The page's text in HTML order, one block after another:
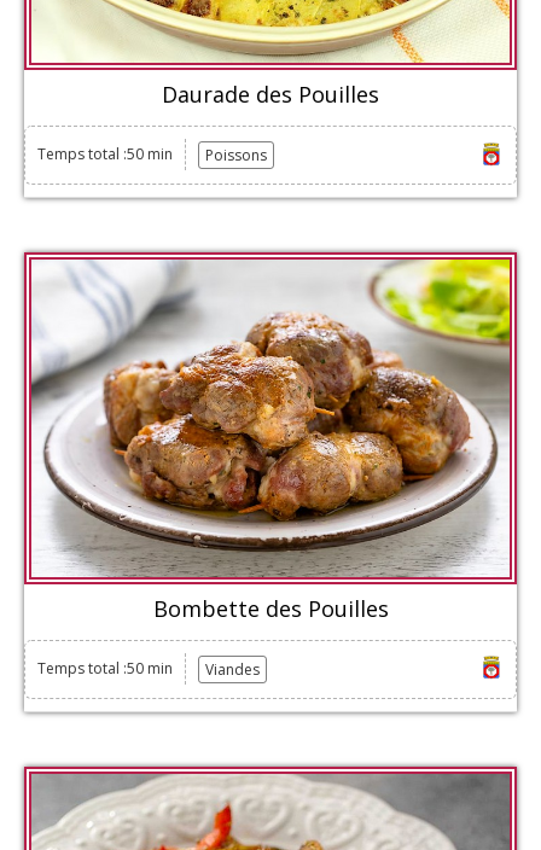
Daurade des Pouilles
Temps total :50 min Poissons
Bombette des Pouilles
Temps total :50 min Viandes